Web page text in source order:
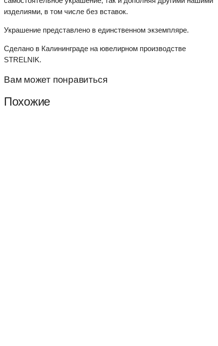
изделиями, в том числе без вставок.
Украшение представлено в единственном экземпляре.
Сделано в Калининграде на ювелирном производстве
STRELNIK.
Вам может понравиться
Похожие